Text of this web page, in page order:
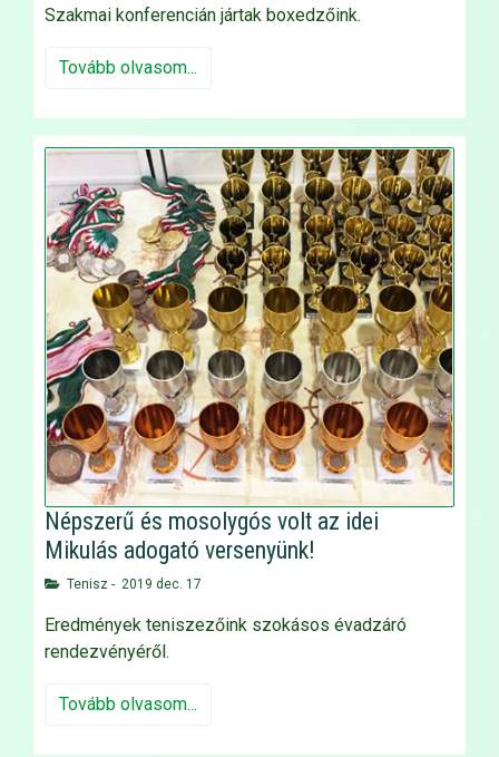
Szakmai konferencián jártak boxedzőink.
Tovább olvasom...
Népszerű és mosolygós volt az idei
Mikulás adogató versenyünk!
Tenisz - 2019 dec. 17
Eredmények teniszezőink szokásos évadzáró
rendezvényéről.
Tovább olvasom...